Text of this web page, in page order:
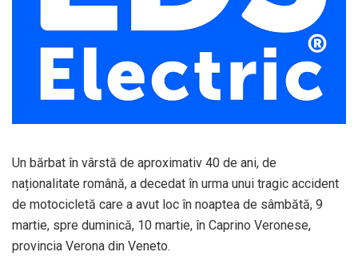
Un bărbat în vârstă de aproximativ 40 de ani, de
naționalitate română, a decedat în urma unui tragic accident
de motocicletă care a avut loc în noaptea de sâmbătă, 9
martie, spre duminică, 10 martie, în Caprino Veronese,
provincia Verona din Veneto.